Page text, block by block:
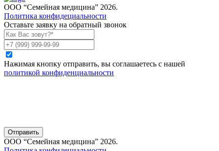
ООО “Семейная медицина” 2026.
Политика конфидециальности
Оставьте заявку на обратный звонок
Нажимая кнопку отправить, вы соглашаетесь с нашей
политикой конфиденциальности
Отправить
ООО “Семейная медицина” 2026.